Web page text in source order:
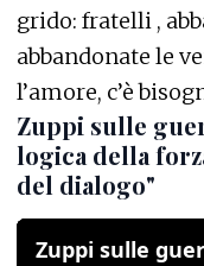
grido: fratelli ,
abbandonate le
l’amore, c’è
Zuppi sulle
logica della
del dialogo"